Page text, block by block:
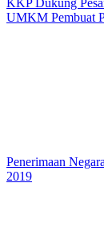
UMKM Pembuat
Penerimaan
2019